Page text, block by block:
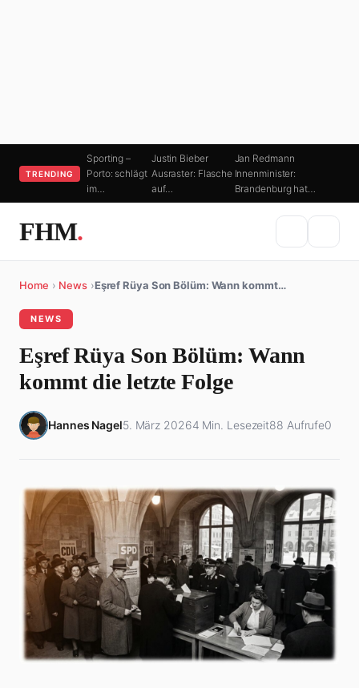
TRENDING
Sporting –
Porto: schlägt
im…
Justin Bieber
Ausraster: Flasche
auf…
Jan Redmann
Innenminister:
Brandenburg hat…
FHM.
Home › News ›Eşref Rüya Son Bölüm: Wann kommt…
NEWS
Eşref Rüya Son Bölüm: Wann
kommt die letzte Folge
Hannes Nagel5. März 20264 Min. Lesezeit88 Aufrufe0